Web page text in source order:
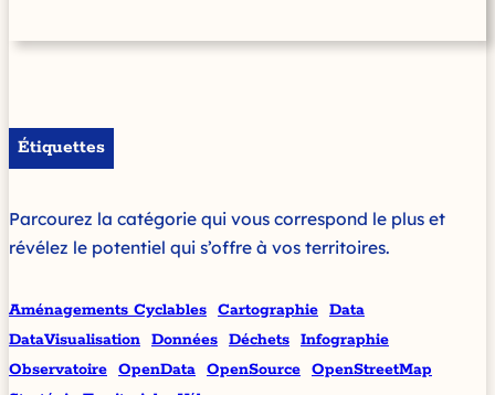
Étiquettes
Parcourez la catégorie qui vous correspond le plus et
révélez le potentiel qui s’offre à vos territoires.
Aménagements Cyclables Cartographie Data
DataVisualisation Données Déchets Infographie
Observatoire OpenData OpenSource OpenStreetMap